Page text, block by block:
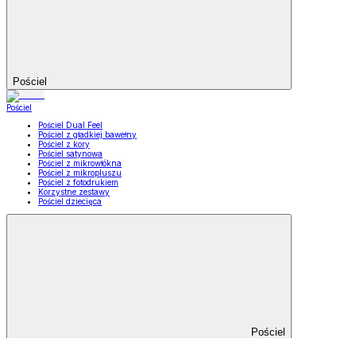
Pościel
Pościel
Pościel Dual Feel
Pościel z gładkiej bawełny
Pościel z kory
Pościel satynowa
Pościel z mikrowłókna
Pościel z mikropluszu
Pościel z fotodrukiem
Korzystne zestawy
Pościel dziecięca
Pościel